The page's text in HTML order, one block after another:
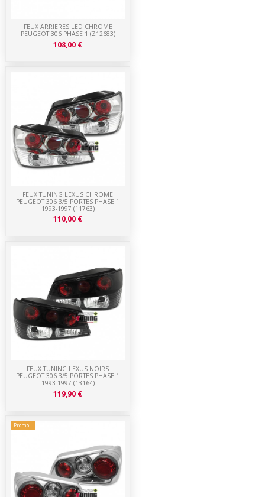
Promo !
FEUX TUNING LEXUS NOIRS
PEUGEOT 306 3/5 PORTES PHASE 1
1993-1997 (13164)
119,90 €
FEUX TUNING LEXUS CHROME
PEUGEOT 306 3/5 PORTES PHASE 1
1993-1997 (11763)
110,00 €
FEUX ARRIERES LED CHROME
PEUGEOT 306 PHASE 1 (Z12683)
108,00 €